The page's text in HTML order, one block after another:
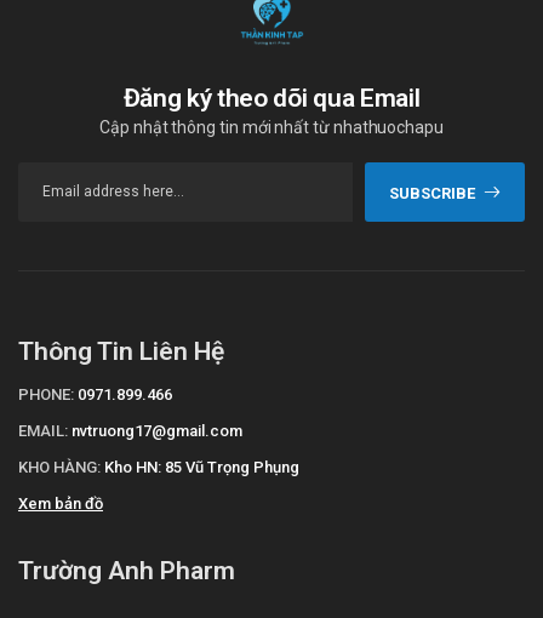
Đăng ký theo dõi qua Email
Cập nhật thông tin mới nhất từ nhathuochapu
SUBSCRIBE
Thông Tin Liên Hệ
PHONE: 0971.899.466
EMAIL: nvtruong17@gmail.com
KHO HÀNG: Kho HN: 85 Vũ Trọng Phụng
Xem bản đồ
Trường Anh Pharm